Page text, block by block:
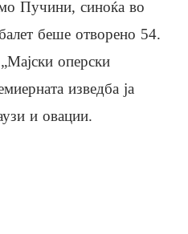
Пучини, синоќа во
беше отворено 54.
оперски
изведба ја
и овации.